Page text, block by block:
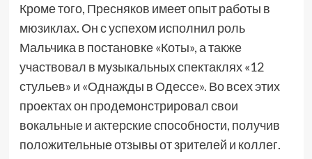
Кроме того, Пресняков имеет опыт работы в
мюзиклах. Он с успехом исполнил роль
Мальчика в постановке «Коты», а также
участвовал в музыкальных спектаклях «12
стульев» и «Однажды в Одессе». Во всех этих
проектах он продемонстрировал свои
вокальные и актерские способности, получив
положительные отзывы от зрителей и коллег.